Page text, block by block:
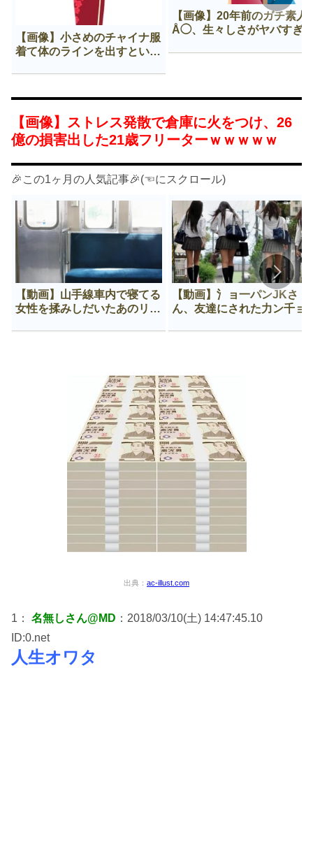
【画像】小さめのチャイナ服
着て体のラインを出すという
【画像】20年前のガチ素人
Å◯、生々しさがヤバすぎ
【画像】ストレス発散で倉庫に火をつけ、26
億の損害出した21歳フリーターｗｗｗｗｗ
🎉この1ヶ月の人気記事🎉(☜にスクロール)
【動画】山手線車内で寝てる
女性を揉みしだいたあのリー
【動画】氵ョ一パンJKさ
ん、友達にされた力ン千ョ
出典： ac-illust.com
1： 名無しさん@MD ：2018/03/10(土) 14:47:45.10
ID:0.net
人生オワタ